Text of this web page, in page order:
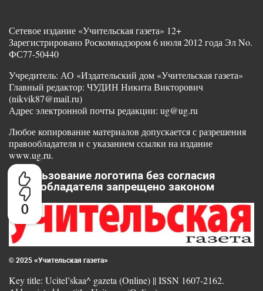
0
Сетевое издание «Учительская газета» 12+
Зарегистрировано Роскомнадзором 6 июля 2012 года Эл No.
ФС77-50440
Учредитель: АО «Издательский дом «Учительская газета»
Главный редактор: ЧУДИН Никита Викторович
(nikvik87@mail.ru)
Адрес электронной почты редакции: ug@ug.ru
Любое копирование материалов допускается с разрешения
правообладателя и с указанием ссылки на издание
www.ug.ru.
Использование логотипа без согласия
правообладателя запрещено законом
© 2025 «Учительская газета»
Key title: Ucitel’skaa^ gazeta (Online) || ISSN 1607-2162.